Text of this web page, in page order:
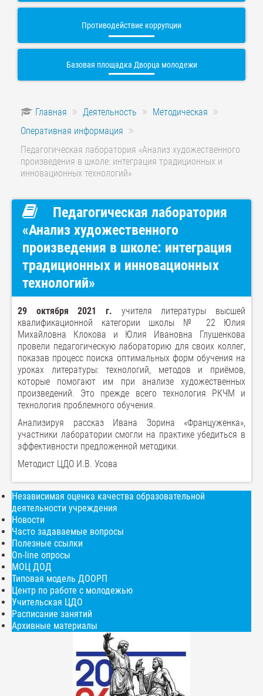
Противодействие коррупции
Базовая площадка Дворца молодежи
Главная Деятельность
Методическая
Оперативная информация
Педагогическая лаборатория «Анализ художественного
произведения в школе: интеграция традиционных и
инновационных технологий»
Педагогическая лаборатория
«Анализ художественного
произведения в школе: интеграция
традиционных и инновационных
технологий»
29 октября 2021 г. учителя литературы высшей
квалификационной категории школы № 22 Юлия
Михайловна Клокова и Юлия Ивановна Глушенкова
провели педагогическую лабораторию для своих коллег,
показав процесс поиска оптимальных форм обучения на
уроках литературы: технологий, методов и приёмов,
которые помогают им при анализе художественных
произведений. Это прежде всего технология РКЧМ и
технология проблемного обучения.
Анализируя рассказ Ивана Зорина «Француженка»,
участники лаборатории смогли на практике убедиться в
эффективности предложенной методики.
Методист ЦДО И.В. Усова
Независимая оценка качества образовательной
деятельности учреждения
Новости
Часто задаваемые вопросы
Полезные ссылки
On-line опросы
МОЦ ДОД
Типовая модель ДООРП
Центр по работе с молодежью
Учительская ЦДО
Расписание занятий
Архивные материалы